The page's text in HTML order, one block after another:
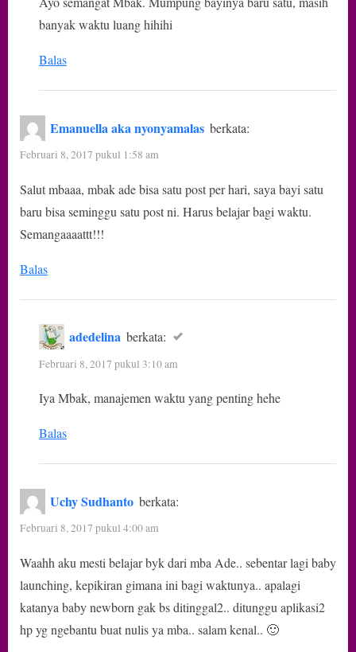
banyak waktu luang hihihi
Balas
Emanuella aka nyonyamalas berkata:
Februari 8, 2017 pukul 1:58 am
Salut mbaaa, mbak ade bisa satu post per hari, saya bayi satu
baru bisa seminggu satu post ni. Harus belajar bagi waktu.
Semangaaaattt!!!
Balas
adedelina berkata:
Februari 8, 2017 pukul 3:10 am
Iya Mbak, manajemen waktu yang penting hehe
Balas
Uchy Sudhanto berkata:
Februari 8, 2017 pukul 4:00 am
Waahh aku mesti belajar byk dari mba Ade.. sebentar lagi baby
launching, kepikiran gimana ini bagi waktunya.. apalagi
katanya baby newborn gak bs ditinggal2.. ditunggu aplikasi2
hp yg ngebantu buat nulis ya mba.. salam kenal.. 🙂